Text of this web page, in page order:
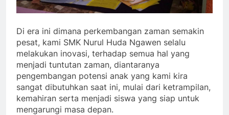
Di era ini dimana perkembangan zaman semakin
pesat, kami SMK Nurul Huda Ngawen selalu
melakukan inovasi, terhadap semua hal yang
menjadi tuntutan zaman, diantaranya
pengembangan potensi anak yang kami kira
sangat dibutuhkan saat ini, mulai dari ketrampilan,
kemahiran serta menjadi siswa yang siap untuk
mengarungi masa depan.